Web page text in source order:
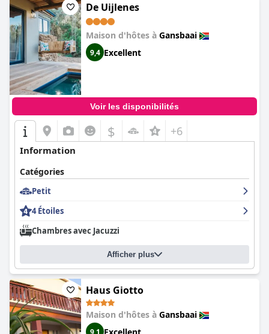
De Uijlenes
Maison d'hôtes à Gansbaai
9,4 Excellent
Voir les disponibilités
$ +6
Information
Catégories
Petit
4 Étoiles
Chambres avec Jacuzzi
Afficher plus
Haus Giotto
Maison d'hôtes à Gansbaai
9,1 Excellent